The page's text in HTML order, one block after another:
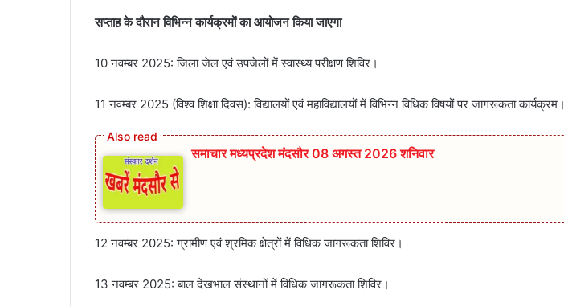
सप्ताह के दौरान विभिन्न कार्यक्रमों का आयोजन किया जाएगा
10 नवम्बर 2025: जिला जेल एवं उपजेलों में स्वास्थ्य परीक्षण शिविर।
11 नवम्बर 2025 (विश्व शिक्षा दिवस): विद्यालयों एवं महाविद्यालयों में विभिन्न विधिक विषयों पर जागरूकता कार्यक्रम।
समाचार मध्यप्रदेश मंदसौर 08 अगस्त 2026 शनिवार
12 नवम्बर 2025: ग्रामीण एवं श्रमिक क्षेत्रों में विधिक जागरूकता शिविर।
13 नवम्बर 2025: बाल देखभाल संस्थानों में विधिक जागरूकता शिविर।